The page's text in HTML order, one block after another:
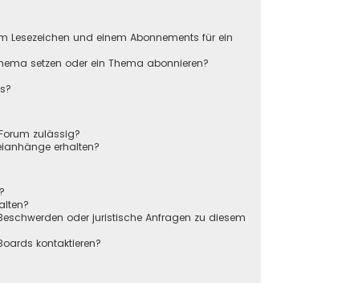
Lesezeichen und einem Abonnements für ein
setzen oder ein Thema abonnieren?
zulässig?
erhalten?
oder juristische Anfragen zu diesem
kontaktieren?